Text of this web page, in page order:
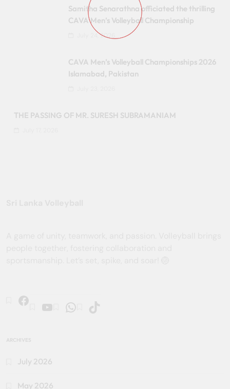
Samitha Senarathna officiated the thrilling
CAVA Men’s Volleyball Championship
July 24, 2026
CAVA Men’s Volleyball Championships 2026
Islamabad, Pakistan
THE PASSING OF MR. SURESH SUBRAMANIAM
ARCHIVES
July 2026
May 2026